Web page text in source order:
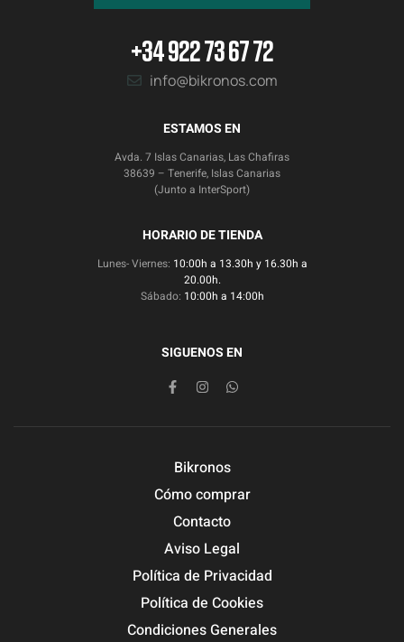
+34 922 73 67 72
info@bikronos.com
ESTAMOS EN
Avda. 7 Islas Canarias, Las Chafiras
38639 – Tenerife, Islas Canarias
(Junto a InterSport)
HORARIO DE TIENDA
Lunes- Viernes: 10:00h a 13.30h y 16.30h a
20.00h.
Sábado: 10:00h a 14:00h
SIGUENOS EN
Bikronos
Cómo comprar
Contacto
Aviso Legal
Política de Privacidad
Política de Cookies
Condiciones Generales